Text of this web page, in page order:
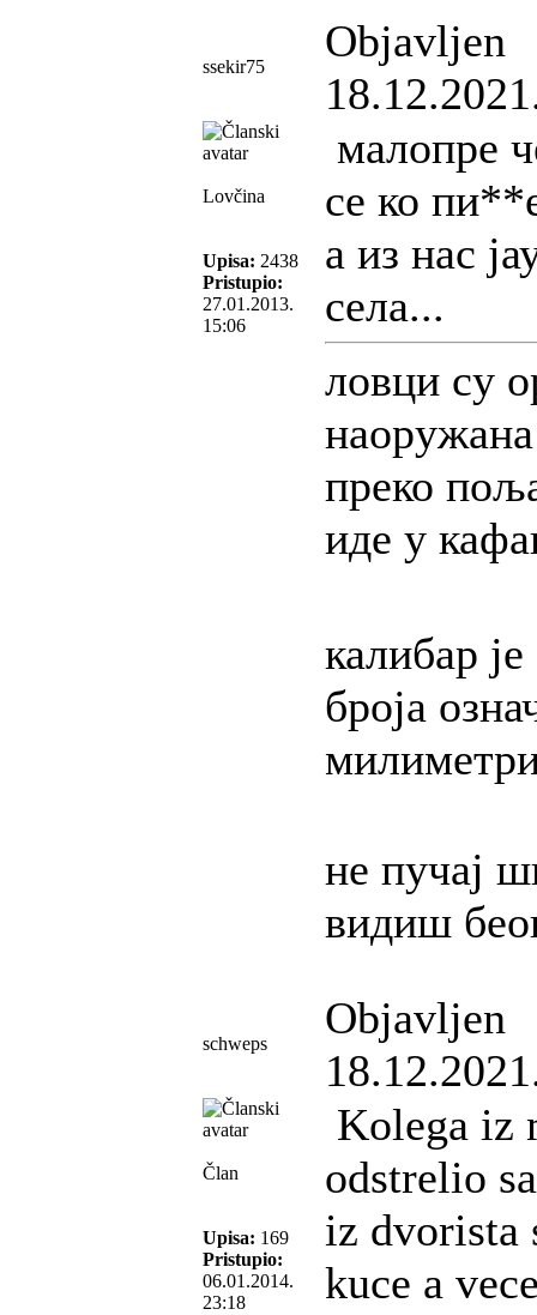
ssekir75
Objavljen
Lovčina
Upisa: 2438
Pristupio:
27.01.2013.
15:06
малопре
се ко
а из нас
села...
ловци су
преко
иде у
калибар
броја
не пучај
видиш
schweps
Objavljen
Član
Upisa: 169
Pristupio:
06.01.2014.
23:18
Kolega iz
odstrelio
iz dvorista
kuce a